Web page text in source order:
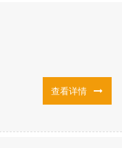
查看详情